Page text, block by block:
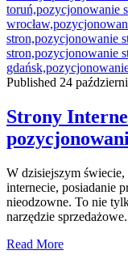
Published 24
Strony
W dzisiejszym
internecie, posiadanie
nieodzowne. To nie
narzędzie
Read MoreStrony